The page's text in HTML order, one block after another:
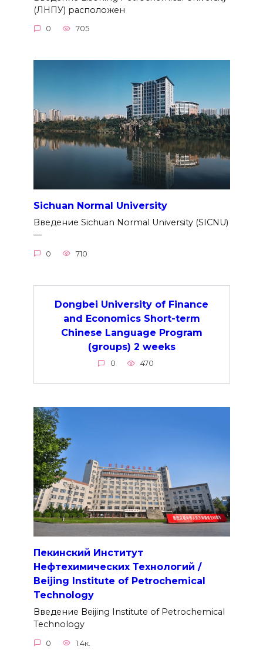
(ЛНПУ) расположен
0 705
Sichuan Normal University
Введение Sichuan Normal University (SICNU)
—
0 710
Dongbei University of Finance
and Economics Short-term
Chinese Language Program
(groups) 2 weeks
0 470
Пекинский Институт
Нефтехимических Технологий /
Beijing Institute of Petrochemical
Technology
Введение Beijing Institute of Petrochemical
Technology
0 1.4к.